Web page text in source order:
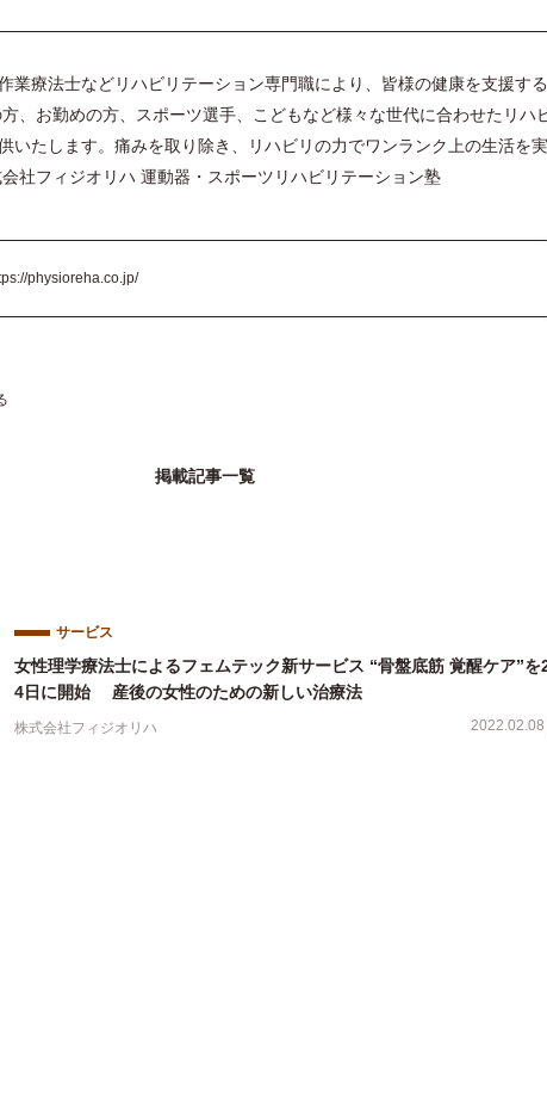
業療法士などリハビリテーション専門職により、皆様の健康を支援する
、お勤めの方、スポーツ選手、こどもなど様々な世代に合わせたリハ
いたします。痛みを取り除き、リハビリの力でワンランク上の生活を実
社フィジオリハ 運動器・スポーツリハビリテーション塾
physioreha.co.jp/
掲載記事一覧
サービス
女性理学療法士によるフェムテック新サービス “骨盤底筋 覚醒ケア”を
4日に開始 産後の女性のための新しい治療法
株式会社フィジオリハ 2022.02.08